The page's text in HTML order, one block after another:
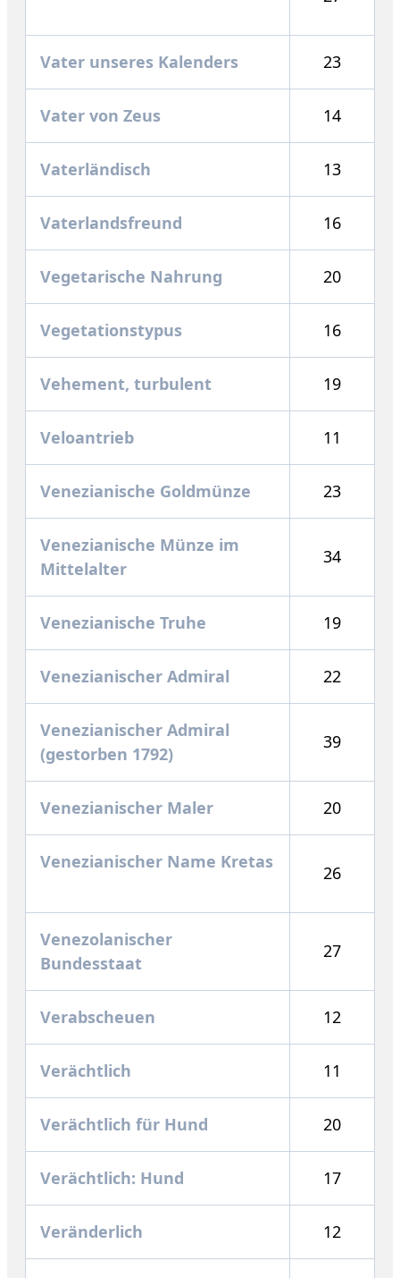
Vater unseres Kalenders 23
Vater von Zeus 14
Vaterländisch 13
Vaterlandsfreund 16
Vegetarische Nahrung 20
Vegetationstypus 16
Vehement, turbulent 19
Veloantrieb 11
Venezianische Goldmünze 23
Venezianische Münze im
Mittelalter
34
Venezianische Truhe 19
Venezianischer Admiral 22
Venezianischer Admiral
(gestorben 1792)
39
Venezianischer Maler 20
Venezianischer Name Kretas
26
Venezolanischer
Bundesstaat
27
Verabscheuen 12
Verächtlich 11
Verächtlich für Hund 20
Verächtlich: Hund 17
Veränderlich 12